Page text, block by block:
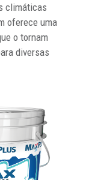
climáticas
oferece uma
o tornam
diversas